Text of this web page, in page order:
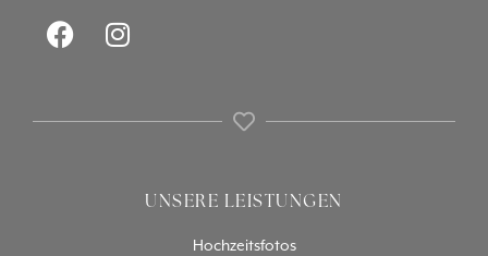
UNSERE LEISTUNGEN
Hochzeitsfotos